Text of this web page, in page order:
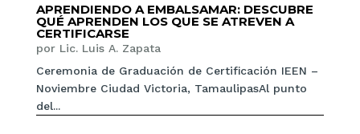
APRENDIENDO A EMBALSAMAR: DESCUBRE
QUÉ APRENDEN LOS QUE SE ATREVEN A
CERTIFICARSE
por Lic. Luis A. Zapata
Ceremonia de Graduación de Certificación IEEN –
Noviembre Ciudad Victoria, TamaulipasAl punto
del...